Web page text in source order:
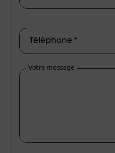
Téléphone *
Votre message